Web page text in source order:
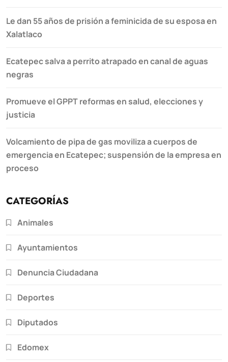
Le dan 55 años de prisión a feminicida de su esposa en
Xalatlaco
Ecatepec salva a perrito atrapado en canal de aguas
negras
Promueve el GPPT reformas en salud, elecciones y
justicia
Volcamiento de pipa de gas moviliza a cuerpos de
emergencia en Ecatepec; suspensión de la empresa en
proceso
CATEGORÍAS
Animales
Ayuntamientos
Denuncia Ciudadana
Deportes
Diputados
Edomex